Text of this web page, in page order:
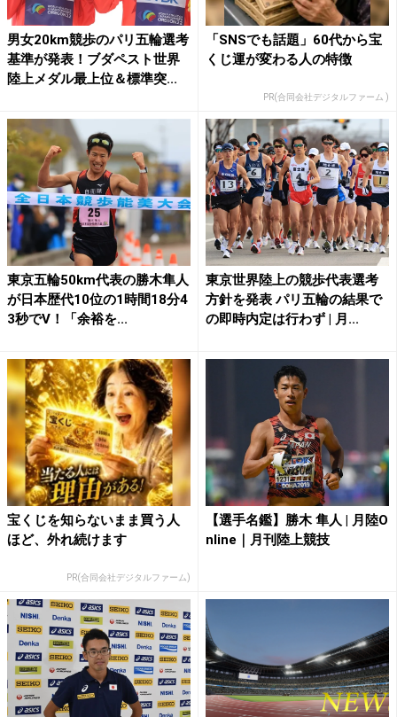
男女20km競歩のパリ五輪選考
基準が発表！ブダペスト世界
陸上メダル最上位＆標準突...
「SNSでも話題」60代から宝
くじ運が変わる人の特徴
PR(合同会社デジタルファーム )
東京五輪50km代表の勝木隼人
が日本歴代10位の1時間18分4
3秒でV！「余裕を...
東京世界陸上の競歩代表選考
方針を発表 パリ五輪の結果で
の即時内定は行わず | 月...
宝くじを知らないまま買う人
ほど、外れ続けます
PR(合同会社デジタルファーム)
【選手名鑑】勝木 隼人 | 月陸O
nline｜月刊陸上競技